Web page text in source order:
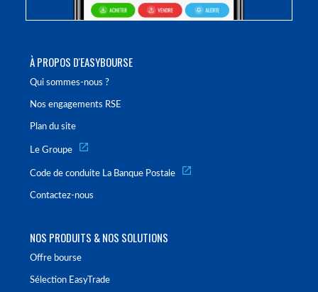
À PROPOS D'EASYBOURSE
Qui sommes-nous ?
Nos engagements RSE
Plan du site
Le Groupe
Code de conduite La Banque Postale
Contactez-nous
NOS PRODUITS & NOS SOLUTIONS
Offre bourse
Sélection EasyTrade